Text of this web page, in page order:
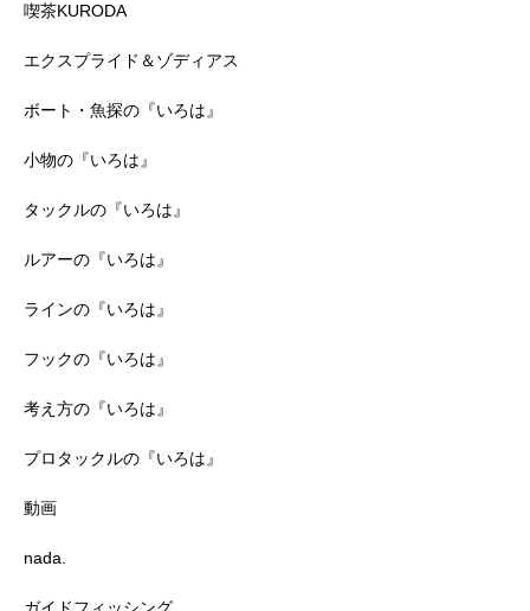
喫茶KURODA
エクスプライド＆ゾディアス
ボート・魚探の『いろは』
小物の『いろは』
タックルの『いろは』
ルアーの『いろは』
ラインの『いろは』
フックの『いろは』
考え方の『いろは』
プロタックルの『いろは』
動画
nada.